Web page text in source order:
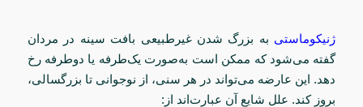
ژنیکوماستی به بزرگ شدن غیرطبیعی بافت سینه در مردان
گفته می‌شود که ممکن است به‌صورت یک‌طرفه یا دوطرفه رخ
دهد. این عارضه می‌تواند در هر سنی، از نوجوانی تا بزرگسالی،
بروز کند. علل شایع آن عبارت‌اند از: